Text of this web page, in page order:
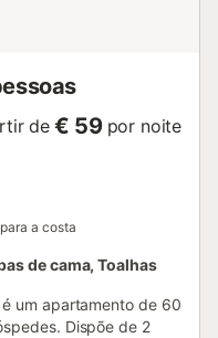
de € 59 por noite
a costa
de cama, Toalhas
um apartamento de 60
Dispõe de 2